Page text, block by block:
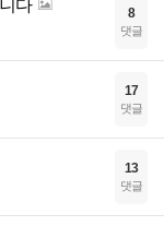
다 8
댓글
17
댓글
13
댓글